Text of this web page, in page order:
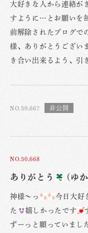
大好きな人から連絡が
すように…とお願いを
前解除されたブログで
様、ありがとうござい
き合い出来るよう、引
NO.50,667
NO.50,668
ありがとう (ゆ
神様〜っ
今日大好
た
嬉しかったです
ずーっと願っていまし